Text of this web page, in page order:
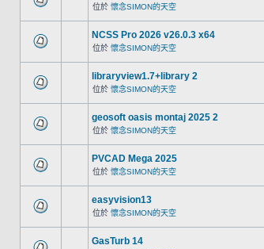
位於 懷念SIMON的天空
NCSS Pro 2026 v26.0.3 x64
位於 懷念SIMON的天空
libraryview1.7+library 2
位於 懷念SIMON的天空
geosoft oasis montaj 2025 2
位於 懷念SIMON的天空
PVCAD Mega 2025
位於 懷念SIMON的天空
easyvision13
位於 懷念SIMON的天空
GasTurb 14